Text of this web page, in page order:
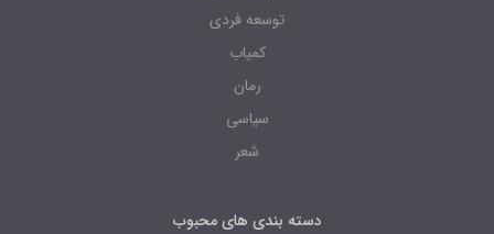
توسعه فردی
کمیاب
رمان
سیاسی
شعر
دسته بندی های محبوب